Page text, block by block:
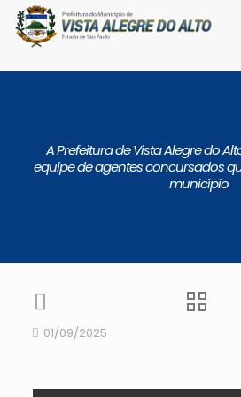
A Prefeitura de Vista Alegre do
equipe de agentes concursados
município
01/09/2025